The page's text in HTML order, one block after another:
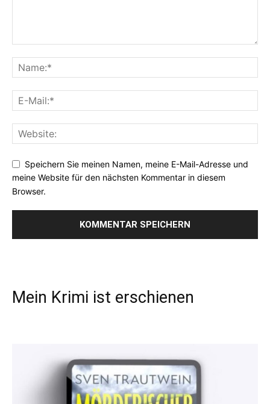
Speichern Sie meinen Namen, meine E-Mail-Adresse und
meine Website für den nächsten Kommentar in diesem
Browser.
Mein Krimi ist erschienen